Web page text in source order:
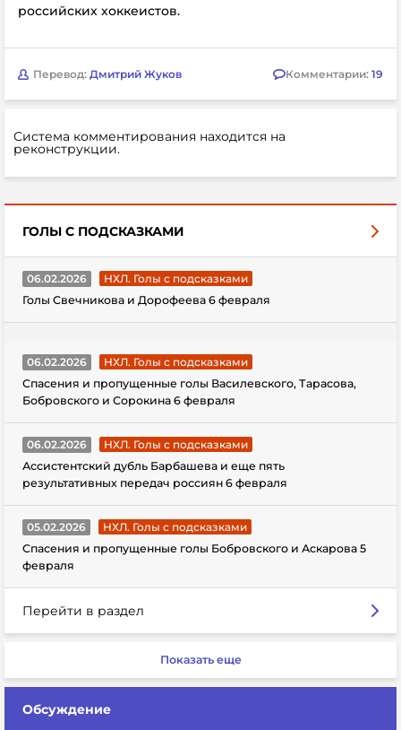
российских хоккеистов.
Перевод: Дмитрий Жуков Комментарии: 19
Система комментирования находится на
реконструкции.
ГОЛЫ С ПОДСКАЗКАМИ
06.02.2026
НХЛ. Голы с подсказками
Голы Свечникова и Дорофеева 6 февраля
06.02.2026
НХЛ. Голы с подсказками
Спасения и пропущенные голы Василевского, Тарасова,
Бобровского и Сорокина 6 февраля
06.02.2026
НХЛ. Голы с подсказками
Ассистентский дубль Барбашева и еще пять
результативных передач россиян 6 февраля
05.02.2026
НХЛ. Голы с подсказками
Спасения и пропущенные голы Бобровского и Аскарова 5
февраля
Перейти в раздел
Показать еще
Обсуждение